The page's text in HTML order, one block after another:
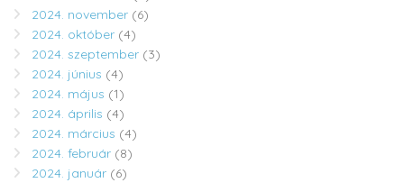
2024. november (6)
2024. október (4)
2024. szeptember (3)
2024. június (4)
2024. május (1)
2024. április (4)
2024. március (4)
2024. február (8)
2024. január (6)